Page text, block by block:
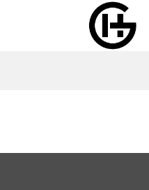
Skip
content